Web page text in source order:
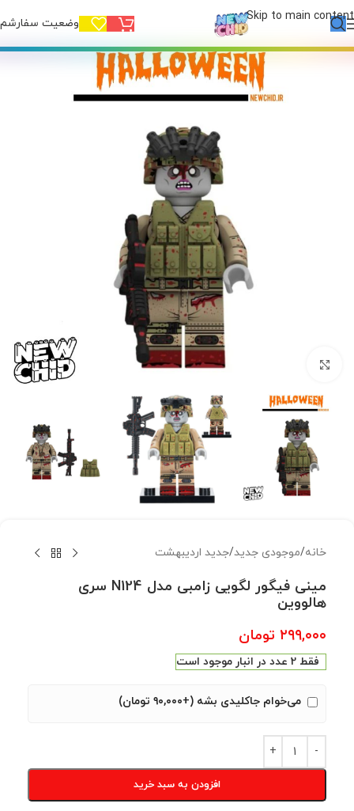
Skip to main content وضعیت
خانه/موجودی جدید/جدید اردیبهشت
مینی فیگور لگویی زامبی مدل N124 سری
هالووین
۲۹۹,۰۰۰ تومان
فقط 2 عدد در انبار موجود است
می‌خوام جاکلیدی بشه (+۹۰,۰۰۰ تومان)
افزودن به سبد خرید